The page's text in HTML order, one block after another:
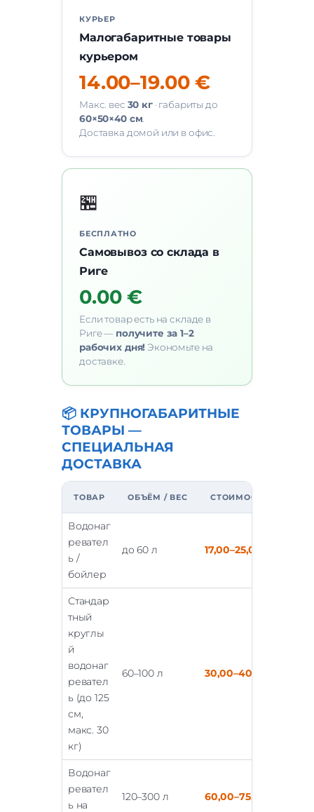
КУРЬЕР
Малогабаритные товары
курьером
14.00–19.00 €
Макс. вес 30 кг· габариты до
60×50×40 см
Доставка домой или в офис.
🏪
БЕСПЛАТНО
Самовывоз со склада в
Риге
0.00 €
Если товар есть на складе в
Риге — получите за 1–2
рабочих дня!Экономьте на
доставке.
📦 КРУПНОГАБАРИТНЫЕ
ТОВАРЫ —
СПЕЦИАЛЬНАЯ
ДОСТАВКА
ТОВАР ОБЪЁМ / ВЕС СТОИМОСТЬ
Водонаг
ревател
ь /
бойлер
до 60 л 17,00–25,00 €
Стандар
тный
круглы
й
водонаг
ревател
ь (до 125
см,
макс. 30
кг)
60–100 л 30,00–40,00 €
Водонаг
ревател
ь на
120–300 л 60,00–75,00 €